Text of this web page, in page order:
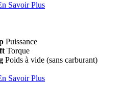
Savoir Plus
Puissance
Torque
Poids à vide (sans carburant)
Savoir Plus